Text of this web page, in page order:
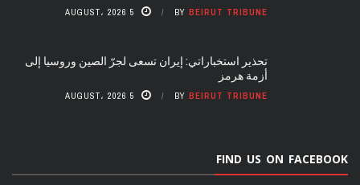
BY BEIRUT TRIBUNE 5 AUGUST، 2026
تحذير استخباراتي: إيران تسعى لجرّ الصين وروسيا إلى
أزمة هرمز
BY BEIRUT TRIBUNE 5 AUGUST، 2026
FIND US ON FACEBOOK